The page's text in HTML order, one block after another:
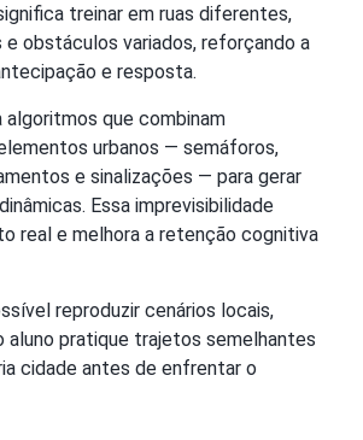
treinar em ruas diferentes,
obstáculos variados, reforçando a
e resposta.
algoritmos que combinam
urbanos — semáforos,
e sinalizações — para gerar
Essa imprevisibilidade
real e melhora a retenção cognitiva
reproduzir cenários locais,
aluno pratique trajetos semelhantes
cidade antes de enfrentar o